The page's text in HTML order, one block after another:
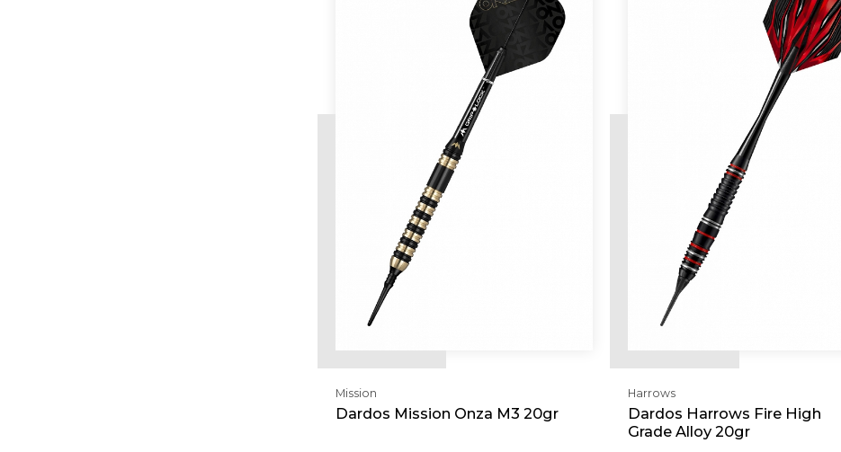
Mission
Dardos Mission Onza M3 20gr
Harrows
Dardos Harrows Fire High
Grade Alloy 20gr